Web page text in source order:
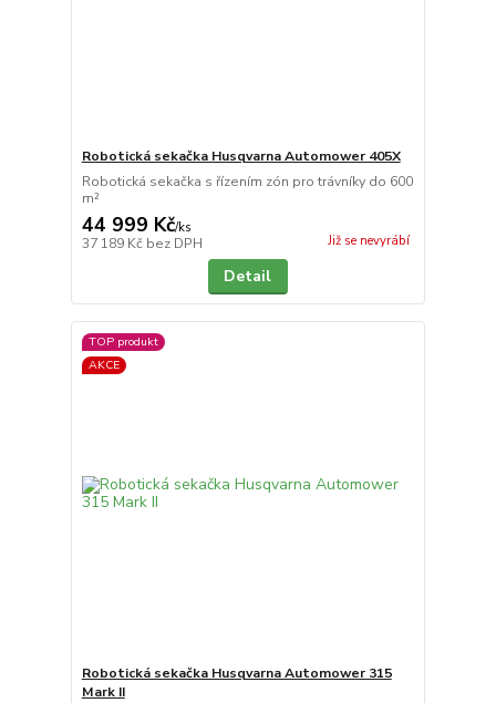
Robotická sekačka Husqvarna Automower 405X
Robotická sekačka s řízením zón pro trávníky do 600
m²
44 999 Kč/ks
37 189 Kč bez DPH Již se nevyrábí
Detail
TOP produkt
AKCE
Robotická sekačka Husqvarna Automower 315
Mark II